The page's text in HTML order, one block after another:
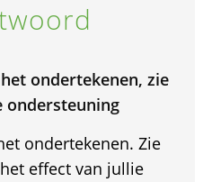
ondertekenen, zie
ondersteuning
ondertekenen. Zie
effect van jullie